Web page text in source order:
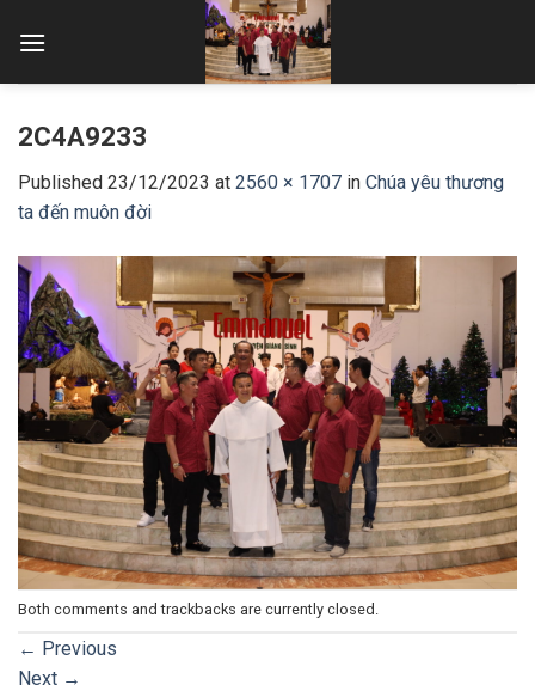
2C4A9233
Published 23/12/2023 at 2560 × 1707 in Chúa yêu thương
ta đến muôn đời
Both comments and trackbacks are currently closed.
← Previous
Next →